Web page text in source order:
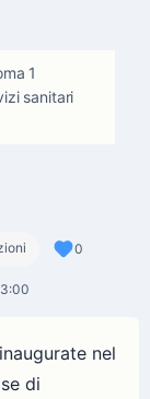
1
sanitari
0
nel
di